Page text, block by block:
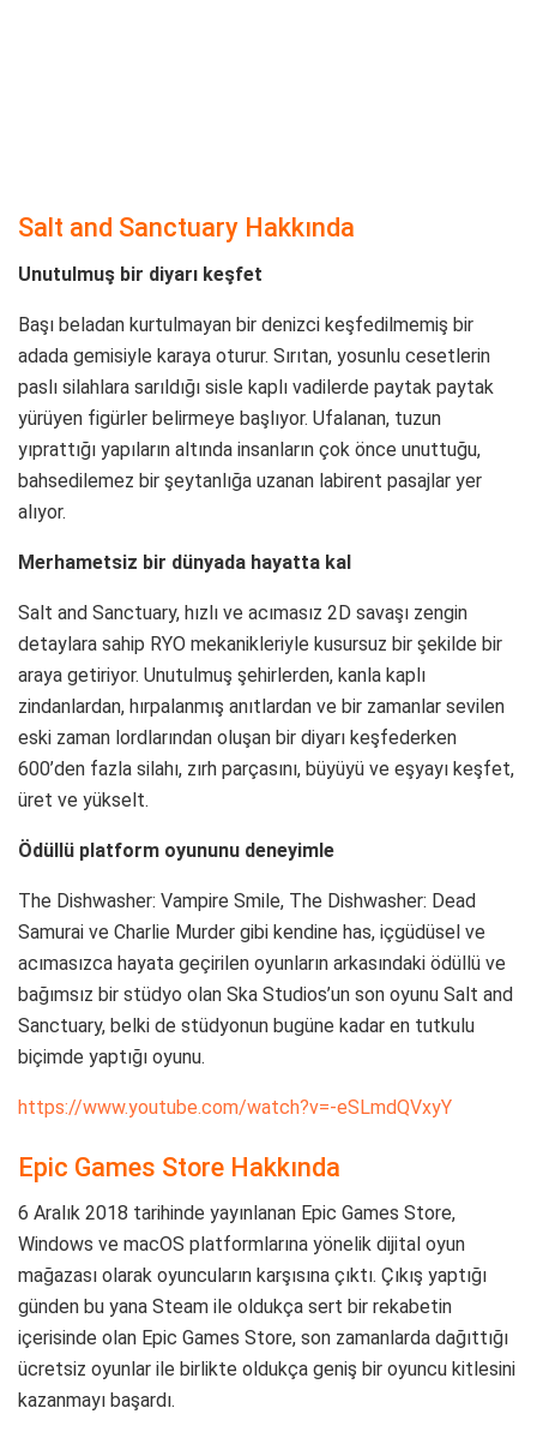
Salt and Sanctuary Hakkında
Unutulmuş bir diyarı keşfet
Başı beladan kurtulmayan bir denizci keşfedilmemiş bir
adada gemisiyle karaya oturur. Sırıtan, yosunlu cesetlerin
paslı silahlara sarıldığı sisle kaplı vadilerde paytak paytak
yürüyen figürler belirmeye başlıyor. Ufalanan, tuzun
yıprattığı yapıların altında insanların çok önce unuttuğu,
bahsedilemez bir şeytanlığa uzanan labirent pasajlar yer
alıyor.
Merhametsiz bir dünyada hayatta kal
Salt and Sanctuary, hızlı ve acımasız 2D savaşı zengin
detaylara sahip RYO mekanikleriyle kusursuz bir şekilde bir
araya getiriyor. Unutulmuş şehirlerden, kanla kaplı
zindanlardan, hırpalanmış anıtlardan ve bir zamanlar sevilen
eski zaman lordlarından oluşan bir diyarı keşfederken
600’den fazla silahı, zırh parçasını, büyüyü ve eşyayı keşfet,
üret ve yükselt.
Ödüllü platform oyununu deneyimle
The Dishwasher: Vampire Smile, The Dishwasher: Dead
Samurai ve Charlie Murder gibi kendine has, içgüdüsel ve
acımasızca hayata geçirilen oyunların arkasındaki ödüllü ve
bağımsız bir stüdyo olan Ska Studios’un son oyunu Salt and
Sanctuary, belki de stüdyonun bugüne kadar en tutkulu
biçimde yaptığı oyunu.
https://www.youtube.com/watch?v=-eSLmdQVxyY
Epic Games Store Hakkında
6 Aralık 2018 tarihinde yayınlanan Epic Games Store,
Windows ve macOS platformlarına yönelik dijital oyun
mağazası olarak oyuncuların karşısına çıktı. Çıkış yaptığı
günden bu yana Steam ile oldukça sert bir rekabetin
içerisinde olan Epic Games Store, son zamanlarda dağıttığı
ücretsiz oyunlar ile birlikte oldukça geniş bir oyuncu kitlesini
kazanmayı başardı.